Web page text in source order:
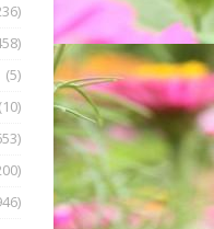
(5)
(10)